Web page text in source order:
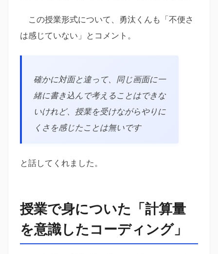
この授業形式について、勇汰くんも「不便さ
は感じていない」とコメント。
確かに対面と違って、同じ画面に一
緒に書き込んで考えることはできな
いけれど、授業を受けながらやりに
くさを感じたことは無いです
と話してくれました。
授業で身についた「計算量
を意識したコーディング」